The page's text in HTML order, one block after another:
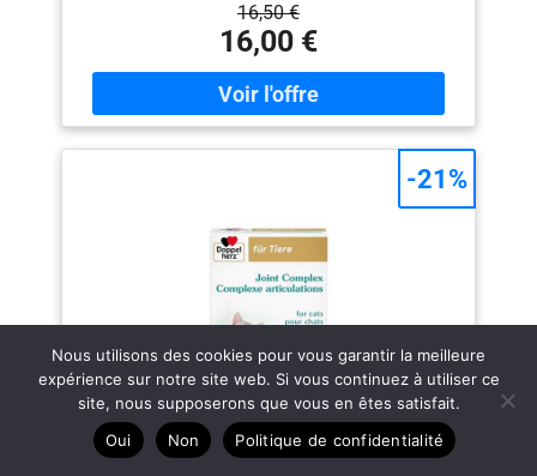
BRILLANT & PEAU SAINE : Association d’oméga
3, de levure de bière, de vitamines et de minéraux
pour nourrir la peau et favoriser un pelage brillant.
APAISE ET ACCOMPAGNE LES DÉSAGRÉMENTS :
Aide à apaiser les démangeaisons passagères et
à limiter la chute de poils, dans le cadre d’une
alimentation équilibrée. POUDRE FACILE À
UTILISER : Format poudre à mélanger simplement
à la ration quotidienne, adapté aux chiens et aux
chats, pour une prise facile au quotidien. QUALITÉ
& SAVOIR-FAIRE VÉTOFORM : Complément
Vétoform, marque française spécialiste du bien-
être animal. Formule à base d’ingrédients
d’origine naturelle.
16,50 €
16,00 €
-21%
Nous utilisons des cookies pour vous garantir la meilleure
expérience sur notre site web. Si vous continuez à utiliser ce
site, nous supposerons que vous en êtes satisfait.
Oui
Non Politique de confidentialité